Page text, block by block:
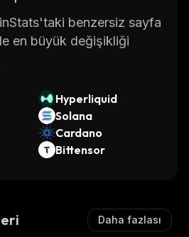
benzersiz sayfa
en büyük değişikliği
Hyperliquid
Solana
Cardano
Bittensor
Daha fazlası